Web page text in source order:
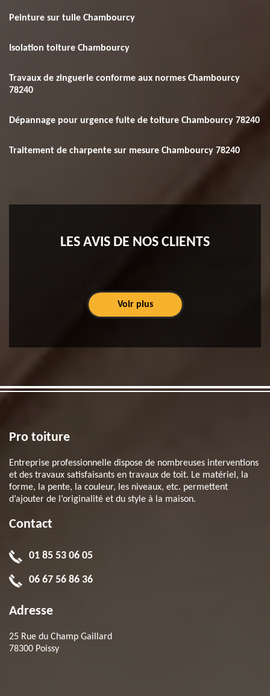
Peinture sur tuile Chambourcy
Isolation toiture Chambourcy
Travaux de zinguerie conforme aux normes Chambourcy
78240
Dépannage pour urgence fuite de toiture Chambourcy 78240
Traitement de charpente sur mesure Chambourcy 78240
LES AVIS DE NOS CLIENTS
Voir plus
Pro toiture
Entreprise professionnelle dispose de nombreuses interventions
et des travaux satisfaisants en travaux de toit. Le matériel, la
forme, la pente, la couleur, les niveaux, etc. permettent
d’ajouter de l’originalité et du style à la maison.
Contact
01 85 53 06 05
06 67 56 86 36
Adresse
25 Rue du Champ Gaillard
78300 Poissy